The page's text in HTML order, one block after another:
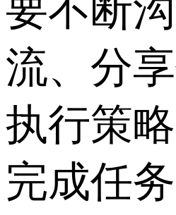
要不断
流、分
执行策
完成任务